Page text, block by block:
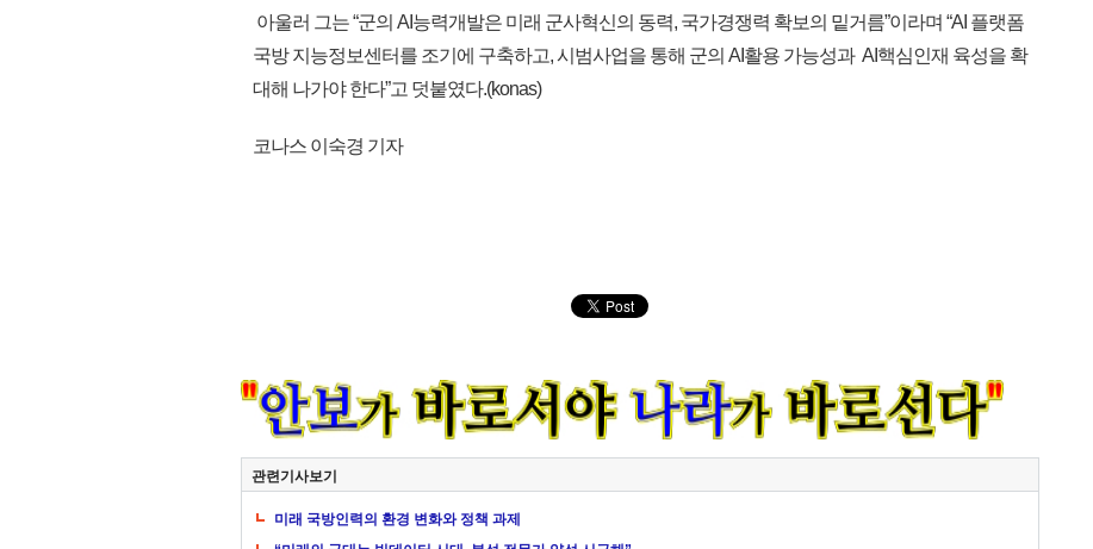
아울러 그는 “군의 AI능력개발은 미래 군사혁신의 동력, 국가경쟁력 확보의 밑거름”이라며 “AI 플랫폼
국방 지능정보센터를 조기에 구축하고, 시범사업을 통해 군의 AI활용 가능성과 AI핵심인재 육성을 확
대해 나가야 한다”고 덧붙였다.(konas)
코나스 이숙경 기자
관련기사보기
미래 국방인력의 환경 변화와 정책 과제